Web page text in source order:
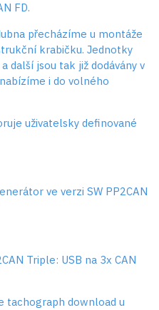
FD.
přecházíme u montáže
krabičku. Jednotky
a další jsou tak již dodávány v
i do volného
uživatelsky definované
ve verzi SW PP2CAN
Triple: USB na 3x CAN
tachograph download u